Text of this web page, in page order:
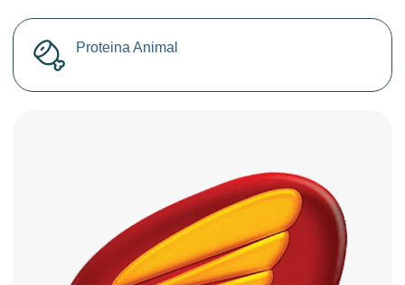
Proteina Animal